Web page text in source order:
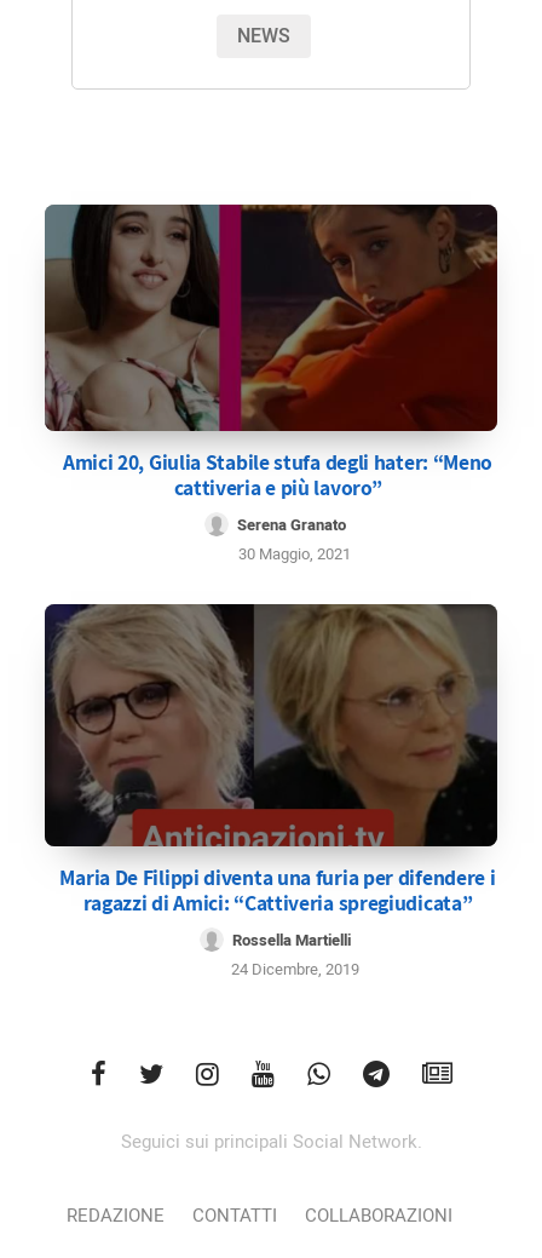
NEWS
Amici 20, Giulia Stabile stufa degli hater: “Meno
cattiveria e più lavoro”
Serena Granato
30 Maggio, 2021
Maria De Filippi diventa una furia per difendere i
ragazzi di Amici: “Cattiveria spregiudicata”
Rossella Martielli
24 Dicembre, 2019
Seguici sui principali Social Network.
REDAZIONE CONTATTI COLLABORAZIONI